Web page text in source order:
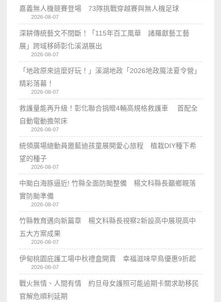
嘉義無人機競賽登場 73隊挑戰穿越賽與無人機足球
2026-08-07
深耕傳統藝文不間斷！「115年百工風華 諸羅獻藝工藝
展」跨域移師彰化溪湖展出
2026-08-07
「地政原來這麼好玩！」溪湖地政「2026地政魔法夏令營」
精彩落幕！
2026-08-07
救護量能再升級！彰化聯合捐贈4輛高規格救護車 首配全
自動電動擔架床
2026-08-07
統領廣場總動員邀藍迪孩童展開愛心旅程 植栽DIY種下希
望的種子
2026-08-07
中颱白海豚逼近! 竹縣全面防颱整備 楊文科縣長籲鄉親落
實防颱準備
2026-08-07
竹縣教育邁向新篇章 楊文科縣長視察2新設高中展現高中
五大方案成果
2026-08-07
伊甸桃園庇護工場中秋禮盒開賣 幸福滋味早鳥優惠9折起
2026-08-07
戰火無情、人間有情 約旦母女護照可能逾期卡關求助移民
官解危順利延期